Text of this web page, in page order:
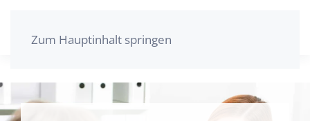
Zum Hauptinhalt springen